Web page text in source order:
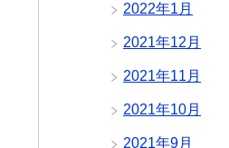
2022年1月
2021年12月
2021年11月
2021年10月
2021年9月